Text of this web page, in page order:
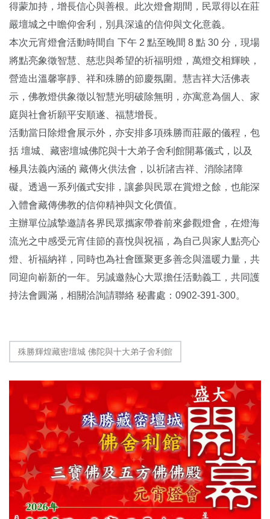
得蒙加持，增長信心與善根。此次燈會期間，民眾得以在莊
嚴壇城之中瞻仰舍利，別具深遠的信仰與文化意義。
本次元宵燈會活動時間自 下午 2 點至晚間 8 點 30 分，現場
將點亮象徵智慧、慈悲與希望的祈福明燈，萬燈交相輝映，
營造出溫馨寧靜、祥和殊勝的節慶氛圍。慧吉祥大活佛表
示，佛教燈供象徵以智慧光明破除無明，亦寓意為個人、家
庭與社會祈願平安順遂、福慧增長。
活動當日除燈會展示外，亦安排多項殊勝而莊嚴的儀程，包
括 壇城、藏密壇城佛陀與十大弟子舍利館開幕儀式，以及
極具法義內涵的 藏傳火供法會，以祈諸吉祥、消除諸障
礙。透過一系列儀式安排，讓參與民眾在賞燈之餘，也能深
入體會藏傳佛教的信仰精神與文化價值。
主辦單位誠摯邀請各界民眾攜家帶眷前來參觀燈會，在燈海
流光之中感受元宵佳節的喜悅與祝福，為自己與家人點亮心
燈、祈福納祥，同時也為社會匯聚更多善念與溫暖力量，共
同迎向嶄新的一年。另誠邀熱心大眾擔任活動義工，共同護
持法會圓滿，相關洽詢請聯絡 秘書處：0902-391-300。
殊勝輝煌藏密壇城 佛陀與十大弟子舍利館